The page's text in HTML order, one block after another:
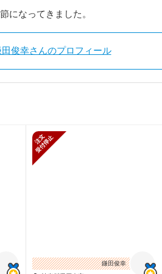
になってきました。
田俊幸さんのプロフィール
鎌田俊幸